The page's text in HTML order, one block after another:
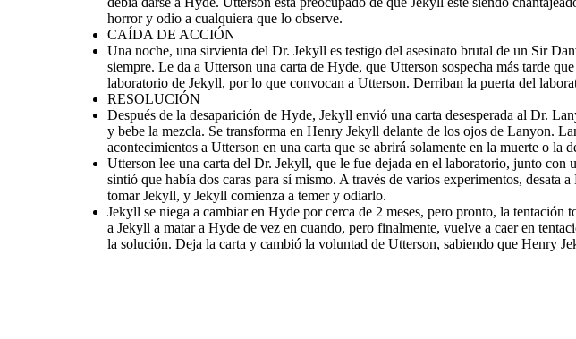
Utterson lee una carta del Dr. Jekyll, que le fue dejada en el laboratorio, junto con una nueva copia
de la voluntad de Jekyll, dejando todo a Utterson. Relata que toda su vida, Jekyll sintió que había dos
caras para sí mismo. A través de varios experimentos, desata a Mr. Hyde, que es puro mal y
emocionante de ser. Con el tiempo, sin embargo, Hyde comienza a tomar Jekyll, y Jekyll comienza a
temer y odiarlo.
Jekyll se niega a cambiar en Hyde por cerca de 2 meses, pero pronto, la tentación toma de nuevo.
Suprimido durante tanto tiempo, Hyde, en una furia, asesina a sir Carew. Esto asusta a Jekyll a
matar a Hyde de vez en cuando, pero finalmente, vuelve a caer en tentación. Después de esto, Hyde
comienza a tomar Jekyll cada pocas horas, y Jekyll se queda sin sal por la solución. Deja la carta y
cambió la voluntad de Utterson, sabiendo que Henry Jekyll pronto se habrá ido para siempre.
RESOLUCIÓN
Una noche, una sirvienta del Dr. Jekyll es testigo del asesinato brutal de un Sir Danvers Carew de
Edward Hyde. Utterson va a Jekyll, quien le asegura que Hyde se ha ido para siempre. Le da a
Utterson una carta de Hyde, que Utterson sospecha más tarde que Jekyll ha forjado. Los criados de
Jekyll están asustados por cosas que han oído y visto en el laboratorio de Jekyll, por lo que convocan
a Utterson. Derriban la puerta del laboratorio y encuentran a Hyde muerto de veneno.
horror y odio a cualquiera que lo observe.
CAÍDA DE ACCIÓN
Una noche, una sirvienta del Dr. Jekyll es testigo del asesinato brutal de un Sir
siempre. Le da a Utterson una carta de Hyde, que Utterson sospecha más tarde
laboratorio de Jekyll, por lo que convocan a Utterson. Derriban la puerta del
RESOLUCIÓN
Después de la desaparición de Hyde, Jekyll envió una carta desesperada al Dr.
y bebe la mezcla. Se transforma en Henry Jekyll delante de los ojos de Lanyon.
acontecimientos a Utterson en una carta que se abrirá solamente en la muerte o la
Utterson lee una carta del Dr. Jekyll, que le fue dejada en el laboratorio, junto
sintió que había dos caras para sí mismo. A través de varios experimentos,
tomar Jekyll, y Jekyll comienza a temer y odiarlo.
Jekyll se niega a cambiar en Hyde por cerca de 2 meses, pero pronto, la
a Jekyll a matar a Hyde de vez en cuando, pero finalmente, vuelve a caer en
la solución. Deja la carta y cambió la voluntad de Utterson, sabiendo que Henry